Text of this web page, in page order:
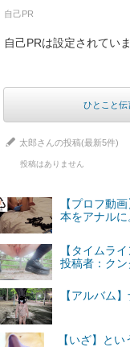
自己PR
自己PRは設定されていま
ひとこと伝
太郎さんの投稿(最新5件)
投稿はありません
【プロフ動
本をアナルに
【タイムラ
投稿者：クン
【アルバム